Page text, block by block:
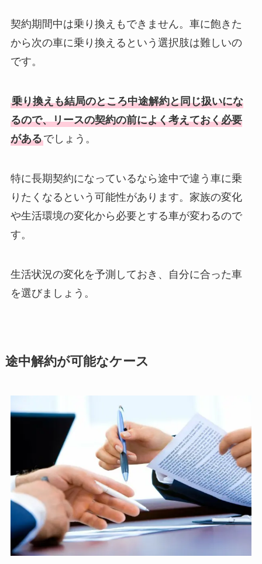
契約期間中は乗り換えもできません。車に飽きた
から次の車に乗り換えるという選択肢は難しいの
です。
乗り換えも結局のところ中途解約と同じ扱いにな
るので、リースの契約の前によく考えておく必要
があるでしょう。
特に長期契約になっているなら途中で違う車に乗
りたくなるという可能性があります。家族の変化
や生活環境の変化から必要とする車が変わるので
す。
生活状況の変化を予測しておき、自分に合った車
を選びましょう。
途中解約が可能なケース